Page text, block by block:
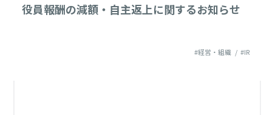
役員報酬の減額・自主返上に関するお知らせ
#経営・組織 #IR